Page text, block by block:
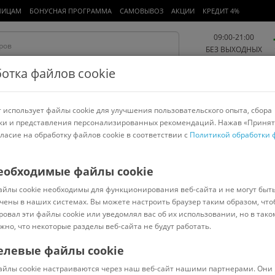
БОНУСНАЯ ПРОГРАММА САМОВЫВОЗ АКЦИИ КРЕДИТ 4%
09:00-21:00
БЕЗ ВЫХОДНЫХ
Работа и офис Авто и мото Детям и мамам Красота и
спорт
Дуб теплый коричневый CLH5789
файлов cookie
файлы cookie для улучшения пользовательского опыта, сбора
и представления персонализированных рекомендаций. Нажав
на обработку файлов cookie в соответствии с Политикой обработки
файлы cookie
cookie необходимы для функционирования веб-сайта и не могут
в наших системах. Вы можете настроить браузер таким образом,
эти файлы cookie или уведомлял вас об их использовании, но в
что некоторые разделы веб-сайта не будут работать.
файлы cookie
cookie настраиваются через наш веб-сайт нашими партнерами. Они